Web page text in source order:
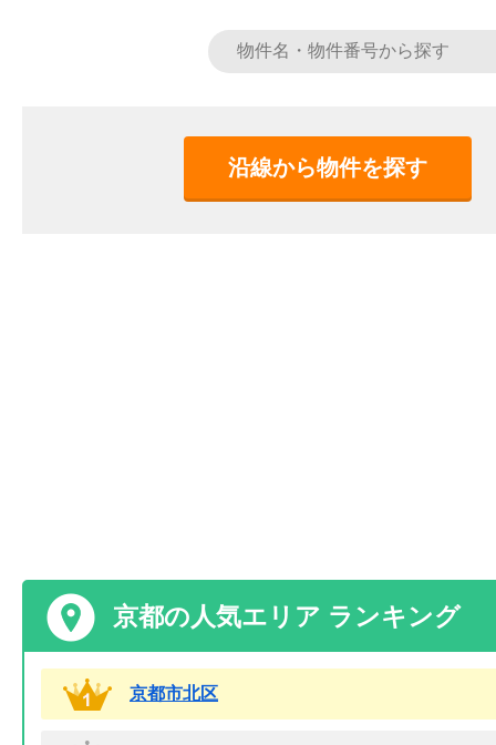
沿線から物件を探す
京都の人気エリア ランキング
京都市北区